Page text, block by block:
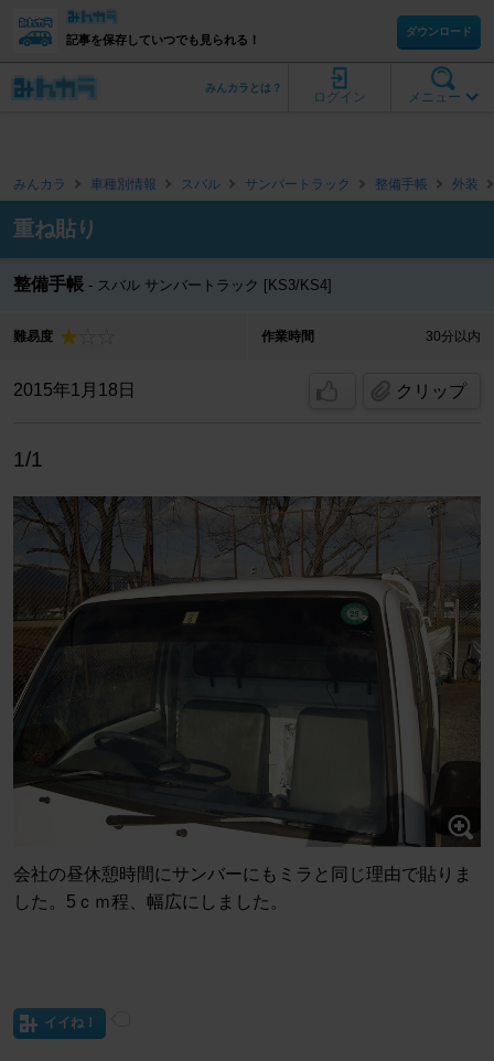
記事を保存していつでも見られる！
ダウンロード
メニュー
ログイン
みんカラとは？
みんカラ 車種別情報 スバル サンバートラック 整備手帳 外装
重ね貼り
整備手帳 スバル サンバートラック [KS3/KS4]
難易度 作業時間 30分以内
2015年1月18日 クリップ
1/1
会社の昼休憩時間にサンバーにもミラと同じ理由で貼りま
した。5ｃｍ程、幅広にしました。
イイね！